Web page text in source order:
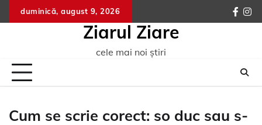
to
duminică, august 9, 2026
Ziarul Ziare
cele mai noi știri
Cum se scrie corect: so duc sau s-